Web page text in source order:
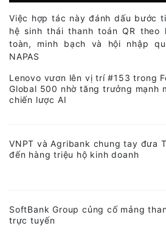
Việc hợp tác này đánh dấu bước
hệ sinh thái thanh toán QR theo
toàn, minh bạch và hội nhập
NAPAS
Lenovo vươn lên vị trí #153 trong
Global 500 nhờ tăng trưởng mạnh
chiến lược AI
VNPT và Agribank chung tay đưa
đến hàng triệu hộ kinh doanh
SoftBank Group củng cố mảng
trực tuyến